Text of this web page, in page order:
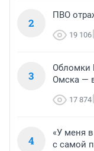
2
ПВО
19 106
3
Обломки
Омска —
17 874
4
«У меня
с самой